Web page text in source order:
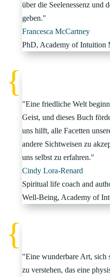
über die Seelenessenz und
geben."
Francesca McCartney
PhD, Academy of Intuition
"Eine friedliche Welt
Geist, und dieses Buch
uns hilft, alle Facetten
andere Sichtweisen zu
uns selbst zu erfahren."
Cindy Lora-Renard
Spiritual life coach and
Well-Being, Academy of
"Eine wunderbare Art, sich
zu verstehen, das eine